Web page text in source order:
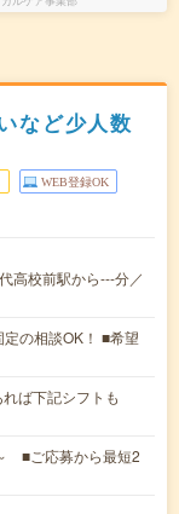
など少人数
WEB登録OK
高校前駅から---分／
の相談OK！ ■希望
ば下記シフトも
■ご応募から最短2